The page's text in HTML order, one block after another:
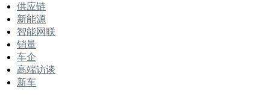
供应链
新能源
智能网联
销量
车企
高端访谈
新车